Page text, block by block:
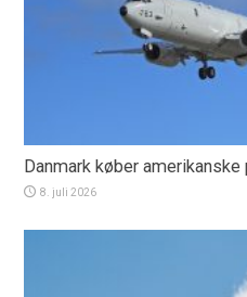
Danmark køber
8. juli 2026